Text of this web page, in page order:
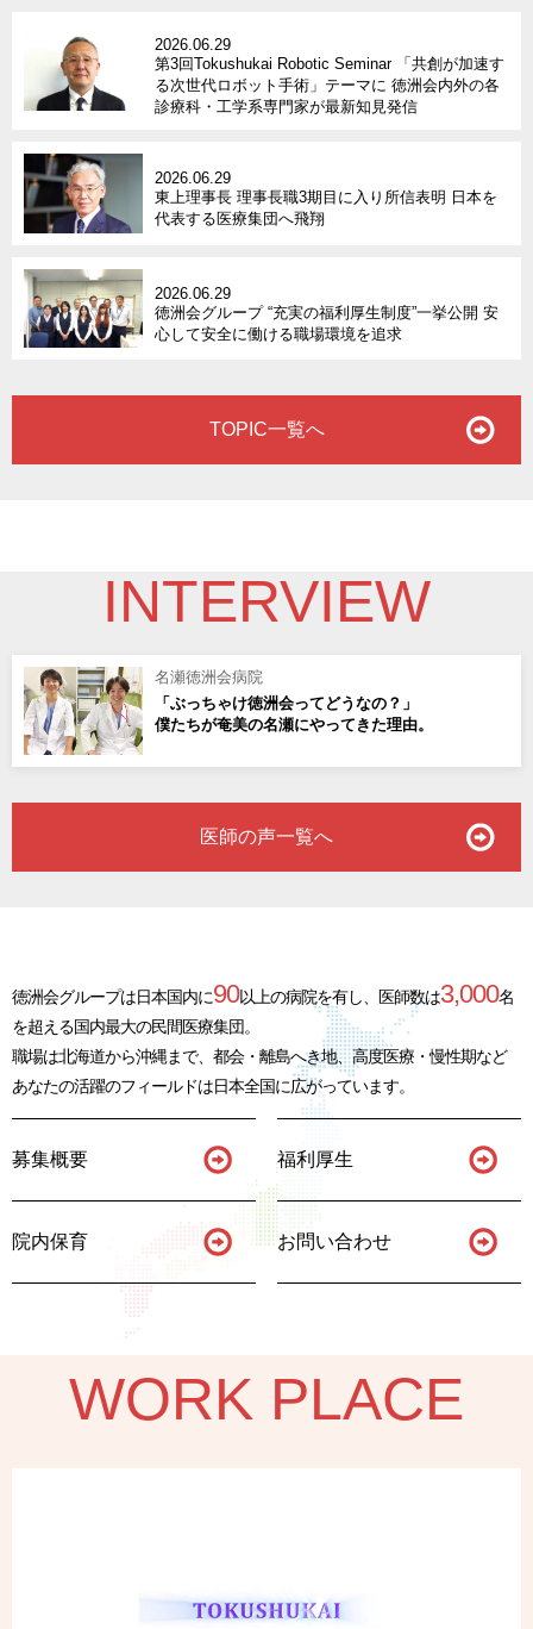
2026.06.29
第3回Tokushukai Robotic Seminar 「共創が加速す
る次世代ロボット手術」テーマに 徳洲会内外の各
診療科・工学系専門家が最新知見発信
2026.06.29
東上理事長 理事長職3期目に入り所信表明 日本を
代表する医療集団へ飛翔
2026.06.29
徳洲会グループ “充実の福利厚生制度”一挙公開 安
心して安全に働ける職場環境を追求
TOPIC一覧へ
INTERVIEW
名瀬徳洲会病院
「ぶっちゃけ徳洲会ってどうなの？」
僕たちが奄美の名瀬にやってきた理由。
医師の声一覧へ
徳洲会グループは日本国内に90以上の病院を有し、 医師数は3,000名
を超える国内最大の民間医療集団。
職場は北海道から沖縄まで、都会・離島へき地、高度医療・慢性期など
あなたの活躍のフィールドは日本全国に広がっています。
募集概要 福利厚生
院内保育 お問い合わせ
WORK PLACE